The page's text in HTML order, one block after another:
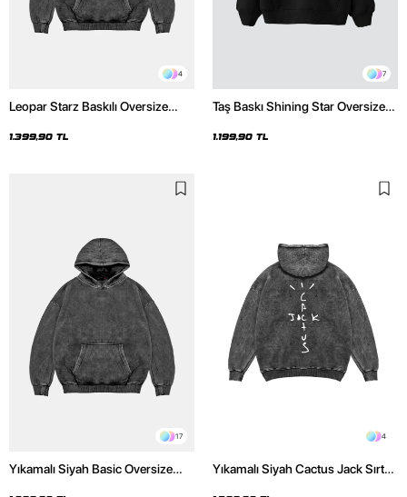
4
Leopar Starz Baskılı Oversize
Hoodie
1.399,90 TL
7
Taş Baskı Shining Star Oversize
1.199,90 TL
17
Yıkamalı Siyah Basic Oversize
4
Yıkamalı Siyah Cactus Jack Sırt